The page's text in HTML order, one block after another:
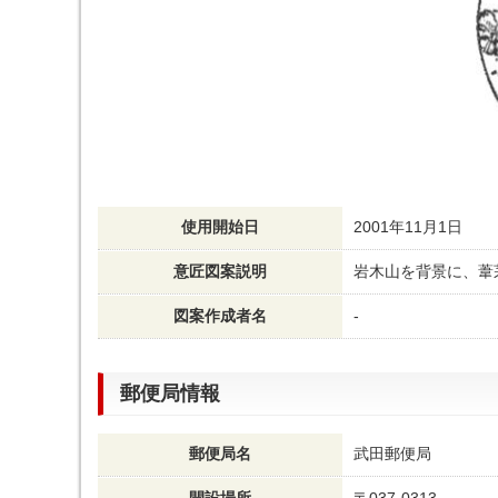
使用開始日 2001年11月1日
意匠図案説明 岩木山を背景に、葦
図案作成者名 -
郵便局情報
郵便局名 武田郵便局